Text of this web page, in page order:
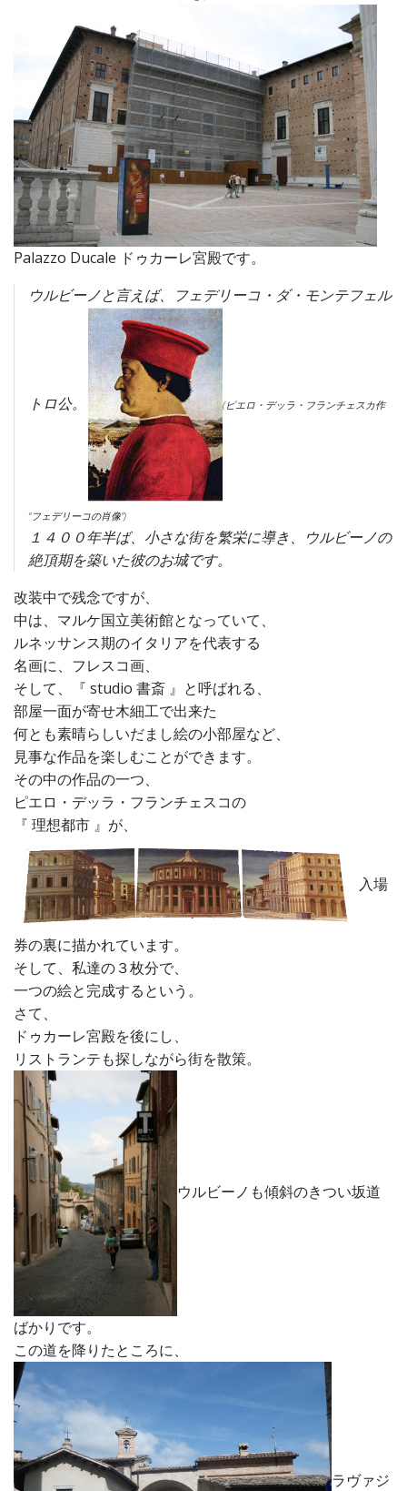
Palazzo Ducale ドゥカーレ宮殿です。
ウルビーノと言えば、フェデリーコ・ダ・モンテフェル
トロ公。 (ピエロ・デッラ・フランチェスカ作
“フェデリーコの肖像”)
１４００年半ば、小さな街を繁栄に導き、ウルビーノの
絶頂期を築いた彼のお城です。
改装中で残念ですが、
中は、マルケ国立美術館となっていて、
ルネッサンス期のイタリアを代表する
名画に、フレスコ画、
そして、『 studio 書斎 』と呼ばれる、
部屋一面が寄せ木細工で出来た
何とも素晴らしいだまし絵の小部屋など、
見事な作品を楽しむことができます。
その中の作品の一つ、
ピエロ・デッラ・フランチェスコの
『 理想都市 』が、
入場
券の裏に描かれています。
そして、私達の３枚分で、
一つの絵と完成するという。
さて、
ドゥカーレ宮殿を後にし、
リストランテも探しながら街を散策。
ウルビーノも傾斜のきつい坂道
ばかりです。
この道を降りたところに、
ラヴァジ